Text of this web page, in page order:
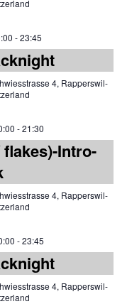
-23:45
4, Rapperswil-
-21:30
Intro-
4, Rapperswil-
-23:45
4, Rapperswil-